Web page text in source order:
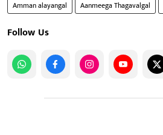
Amman alayangal Aanmeega Thagavalgal
Follow Us